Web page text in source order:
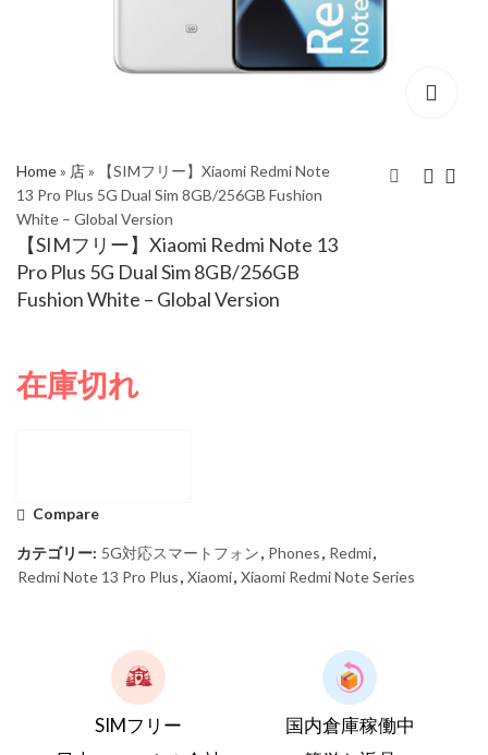
Home» 店»
【SIMフリー】Xiaomi Redmi Note
13 Pro Plus 5G Dual Sim 8GB/256GB Fushion
White – Global Version
【SIMフリー】Xiaomi Redmi Note 13
Pro Plus 5G Dual Sim 8GB/256GB
Fushion White – Global Version
【SIMフリー】Xiaomi
Redmi Note 13 Pro
Xiaomi Redmi Note 13
在庫切れ
Compare
カテゴリー: 5G対応スマートフォン, Phones, Redmi,
Redmi Note 13 Pro Plus, Xiaomi, Xiaomi Redmi Note Series
SIMフリー
国内倉庫稼働中